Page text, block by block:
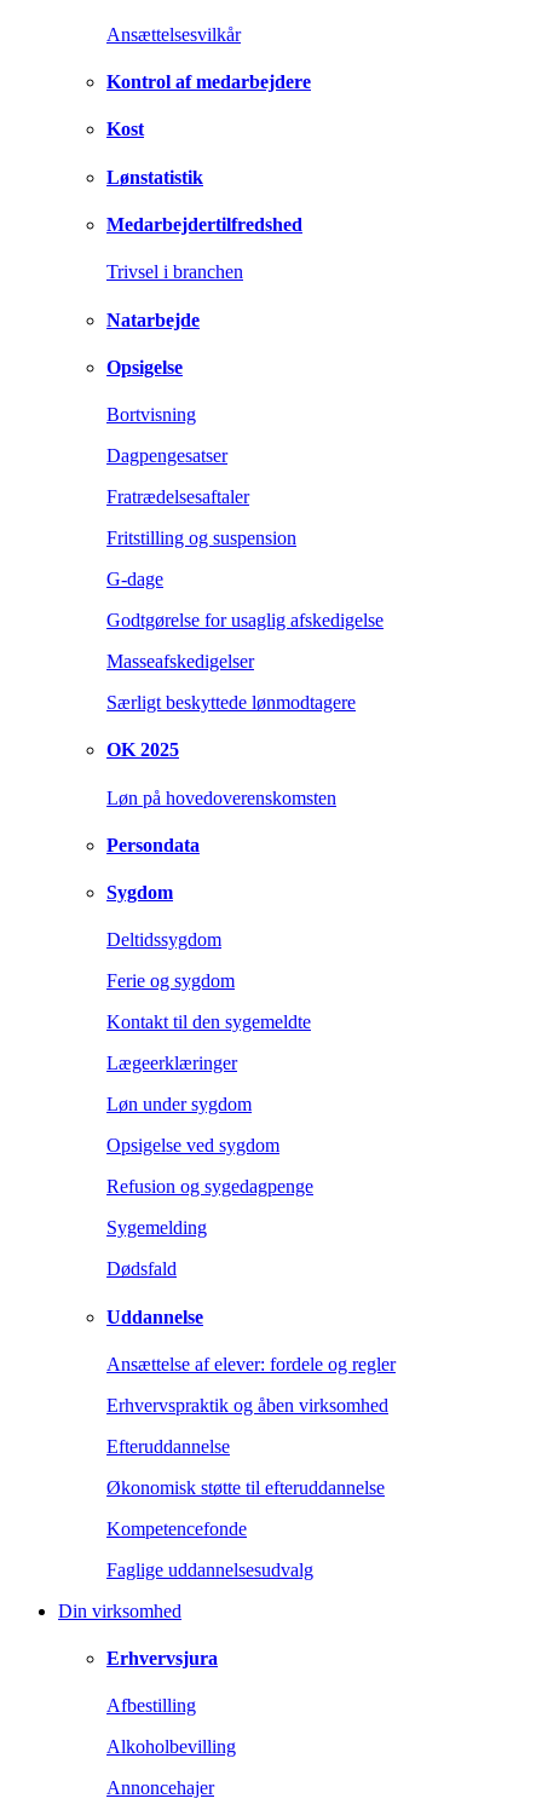
Ansættelsesvilkår
Kontrol af medarbejdere
Kost
Lønstatistik
Medarbejdertilfredshed
Trivsel i branchen
Natarbejde
Opsigelse
Bortvisning
Dagpengesatser
Fratrædelsesaftaler
Fritstilling og suspension
G-dage
Godtgørelse for usaglig afskedigelse
Masseafskedigelser
Særligt beskyttede lønmodtagere
OK 2025
Løn på hovedoverenskomsten
Persondata
Sygdom
Deltidssygdom
Ferie og sygdom
Kontakt til den sygemeldte
Lægeerklæringer
Løn under sygdom
Opsigelse ved sygdom
Refusion og sygedagpenge
Sygemelding
Dødsfald
Uddannelse
Ansættelse af elever: fordele og regler
Erhvervspraktik og åben virksomhed
Efteruddannelse
Økonomisk støtte til efteruddannelse
Kompetencefonde
Faglige uddannelsesudvalg
Din virksomhed
Erhvervsjura
Afbestilling
Alkoholbevilling
Annoncehajer